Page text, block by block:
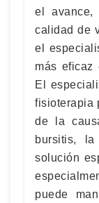
el
calidad de
el
más eficaz
El
fisioterapia
de la
bursitis,
solución
puede